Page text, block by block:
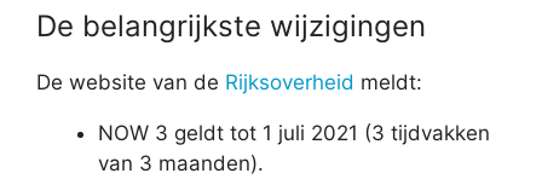
De belangrijkste wijzigingen
De website van de Rijksoverheid meldt:
NOW 3 geldt tot 1 juli 2021 (3 tijdvakken
van 3 maanden).